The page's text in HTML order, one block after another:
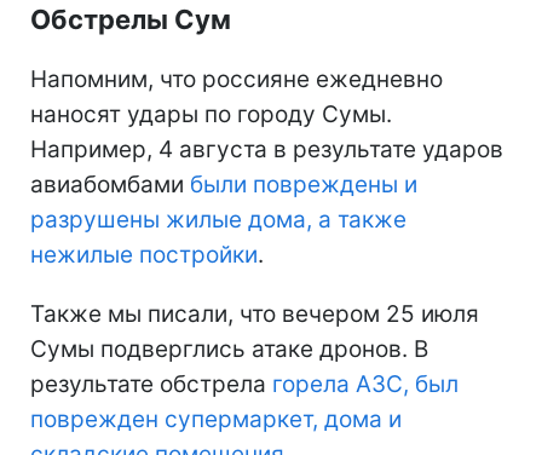
Обстрелы Сум
Напомним, что россияне ежедневно
наносят удары по городу Сумы.
Например, 4 августа в результате ударов
авиабомбами были повреждены и
разрушены жилые дома, а также
нежилые постройки.
Также мы писали, что вечером 25 июля
Сумы подверглись атаке дронов. В
результате обстрела горела АЗС, был
поврежден супермаркет, дома и